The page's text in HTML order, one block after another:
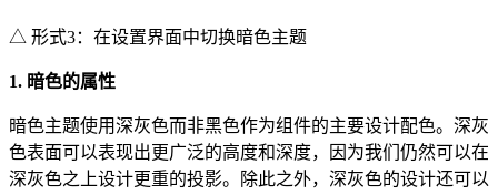
△ 形式3：在设置界面中切换暗色主题
1. 暗色的属性
暗色主题使用深灰色而非黑色作为组件的主要设计配色。深灰
色表面可以表现出更广泛的高度和深度，因为我们仍然可以在
深灰色之上设计更重的投影。除此之外，深灰色的设计还可以